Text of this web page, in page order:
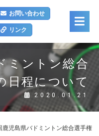
お問い合わせ
リンク
ミントン総合
日程について
2020.01.21
鹿児島県バドミントン総合選手権